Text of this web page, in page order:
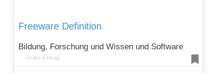
Freeware Definition
Bildung, Forschung und Wissen und Software
Gratis-Eintrag